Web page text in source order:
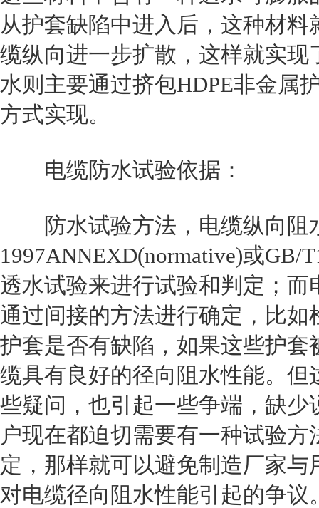
从护套缺陷中进入后，这种材
缆纵向进一步扩散，这样就实
水则主要通过挤包HDPE非金属
方式实现。
电缆防水试验依据：
防水试验方法，电缆纵向阻
1997ANNEXD(normative)或GB/
透水试验来进行试验和判定；
通过间接的方法进行确定，比
护套是否有缺陷，如果这些护
缆具有良好的径向阻水性能。
些疑问，也引起一些争端，缺
户现在都迫切需要有一种试验
定，那样就可以避免制造厂家
对电缆径向阻水性能引起的争议